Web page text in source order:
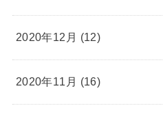
2020年12月 (12)
2020年11月 (16)